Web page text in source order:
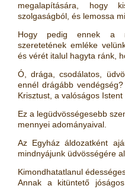
megalapítására, hogy
szolgaságból, és lemossa
Hogy pedig ennek a
szeretetének emléke
és vérét italul hagyta ránk,
Ó, drága, csodálatos,
ennél drágább
Krisztust, a valóságos
Ez a legüdvösségesebb
mennyei adományaival.
Az Egyház áldozatként
mindnyájunk üdvösségére
Kimondhatatlanul
Annak a kitüntető